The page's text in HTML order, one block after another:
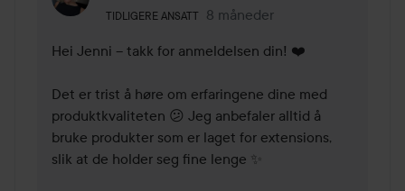
TIDLIGERE ANSATT
Brukerens rolle: Tidligere ansatt.
8 måneder
Kommentaren lades 8 måneder
Hei Jenni – takk for anmeldelsen din! ❤️
Det er trist å høre om erfaringene dine med
produktkvaliteten 😕 Jeg anbefaler alltid å
bruke produkter som er laget for extensions,
slik at de holder seg fine lenge ✨